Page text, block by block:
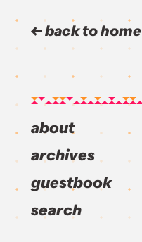
back to home
about
archives
guestbook
search